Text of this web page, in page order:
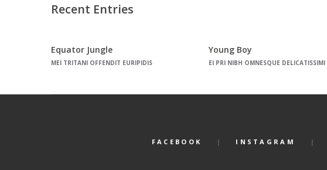
Recent Entries
Equator Jungle
MEI TRITANI OFFENDIT EURIPIDIS
Young Boy
EI PRI NIBH OMNESQUE DELICATISSIMI
FACEBOOK INSTAGRAM